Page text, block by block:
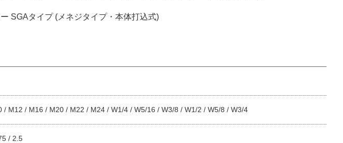
SGAタイプ (メネジタイプ・本体打込式)
/ M12 / M16 / M20 / M22 / M24 / W1/4 / W5/16 / W3/8 / W1/2 / W5/8 / W3/4
/ 2.5